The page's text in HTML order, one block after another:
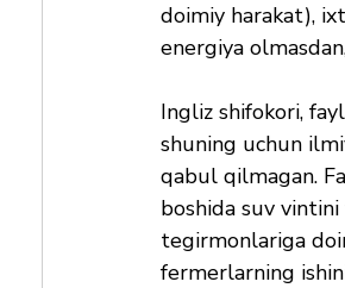
doimiy harakat),
energiya
Ingliz shifokori,
shuning uchun
qabul qilmagan.
boshida suv
tegirmonlariga
fermerlarning